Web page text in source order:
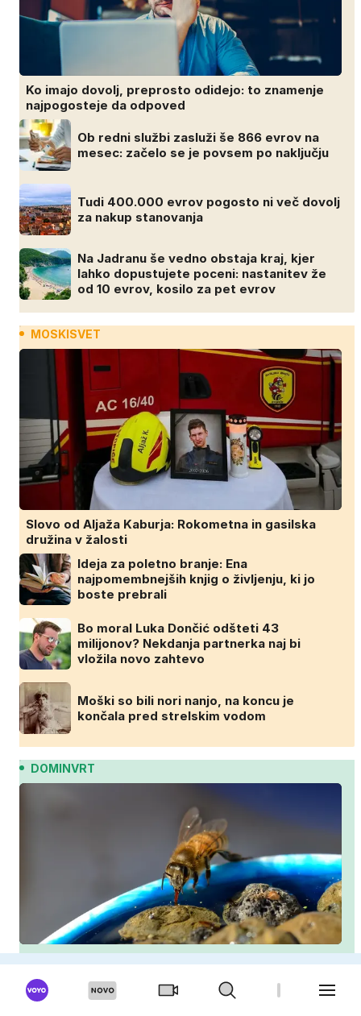
Ko imajo dovolj, preprosto odidejo: to znamenje
najpogosteje da odpoved
Ob redni službi zasluži še 866 evrov na
mesec: začelo se je povsem po naključju
Tudi 400.000 evrov pogosto ni več dovolj
za nakup stanovanja
Na Jadranu še vedno obstaja kraj, kjer
lahko dopustujete poceni: nastanitev že
od 10 evrov, kosilo za pet evrov
MOSKISVET
Slovo od Aljaža Kaburja: Rokometna in gasilska
družina v žalosti
Ideja za poletno branje: Ena
najpomembnejših knjig o življenju, ki jo
boste prebrali
Bo moral Luka Dončić odšteti 43
milijonov? Nekdanja partnerka naj bi
vložila novo zahtevo
Moški so bili nori nanjo, na koncu je
končala pred strelskim vodom
DOMINVRT
Kako pomagati čebelam in drugim opraševalcem